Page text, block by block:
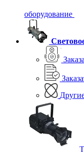
оборудование